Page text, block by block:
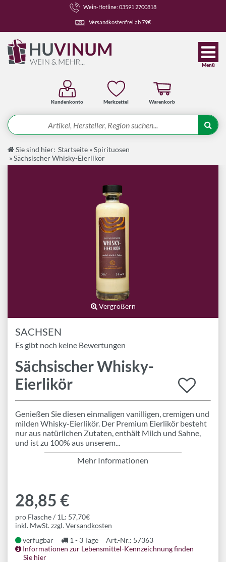
Wein-Hotline: 03591 2700818
Versandkostenfrei ab 79€
Kundenkonto Merkzettel Warenkorb
Menü
Angebote
Wein-Pakete
Spirituosen-Pakete
Geschenk-Pakete
Weine
Spirituosen
Marken
Inspiration
Rezepte & Ideen
Magazin
Gutscheine
Sie sind hier: Startseite »Spirituosen
»Sächsischer Whisky-Eierlikör
Vergrößern
SACHSEN
Es gibt noch keine Bewertungen
Sächsischer Whisky-
Eierlikör
Genießen Sie diesen einmaligen vanilligen, cremigen und
milden Whisky-Eierlikör. Der Premium Eierlikör besteht
nur aus natürlichen Zutaten, enthält Milch und Sahne,
und ist zu 100% aus unserem...
Mehr Informationen
28,85 €
pro Flasche / 1L: 57,70€
inkl. MwSt. zzgl.Versandkosten
verfügbar
1 - 3 Tage
Art.-Nr.: 57363
Informationen zur Lebensmittel-Kennzeichnung finden
Sie hier